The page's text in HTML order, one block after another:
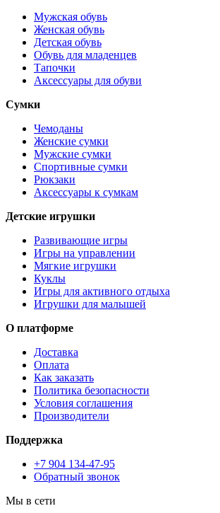
Мужская обувь
Женская обувь
Детская обувь
Обувь для младенцев
Тапочки
Аксессуары для обуви
Сумки
Чемоданы
Женские сумки
Мужские сумки
Спортивные сумки
Рюкзаки
Аксессуары к сумкам
Детские игрушки
Развивающие игры
Игры на управлении
Мягкие игрушки
Куклы
Игры для активного отдыха
Игрушки для малышей
О платформе
Доставка
Оплата
Как заказать
Политика безопасности
Условия соглашения
Производители
Поддержка
+7 904 134-47-95
Обратный звонок
Мы в сети